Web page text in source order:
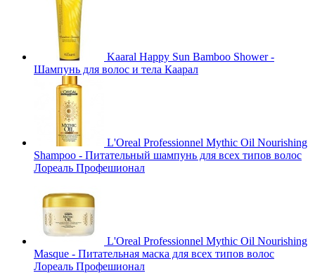
Kaaral Happy Sun Bamboo Shower -
Шампунь для волос и тела Каарал
L'Oreal Professionnel Mythic Oil Nourishing
Shampoo - Питательный шампунь для всех типов волос
Лореаль Профешионал
L'Oreal Professionnel Mythic Oil Nourishing
Masque - Питательная маска для всех типов волос
Лореаль Профешионал